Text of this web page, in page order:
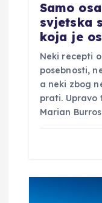
Samo
svjetska
koja je
Neki recepti
posebnosti,
a neki zbog
prati.
Marian